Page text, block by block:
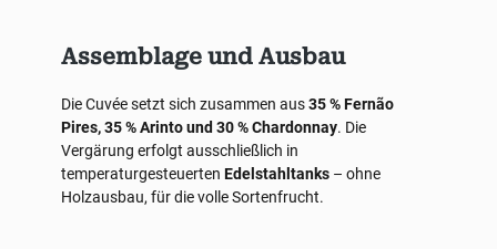
Assemblage und Ausbau
Die Cuvée setzt sich zusammen aus35 % Fernão
Pires, 35 % Arinto und 30 % Chardonnay. Die
Vergärung erfolgt ausschließlich in
temperaturgesteuerten Edelstahltanks – ohne
Holzausbau, für die volle Sortenfrucht.